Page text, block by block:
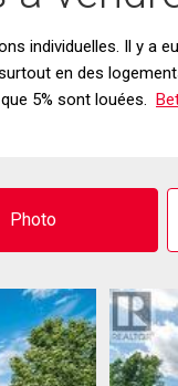
individuelles. Il y a
en des
5% sont louées.
Photo